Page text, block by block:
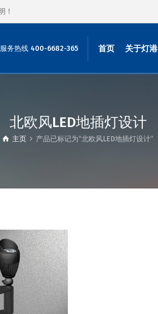
！
服务热线 400-6682-365 首页 关于灯港
北欧风LED地插灯设计
主页 产品已标记为“北欧风LED地插灯设计”